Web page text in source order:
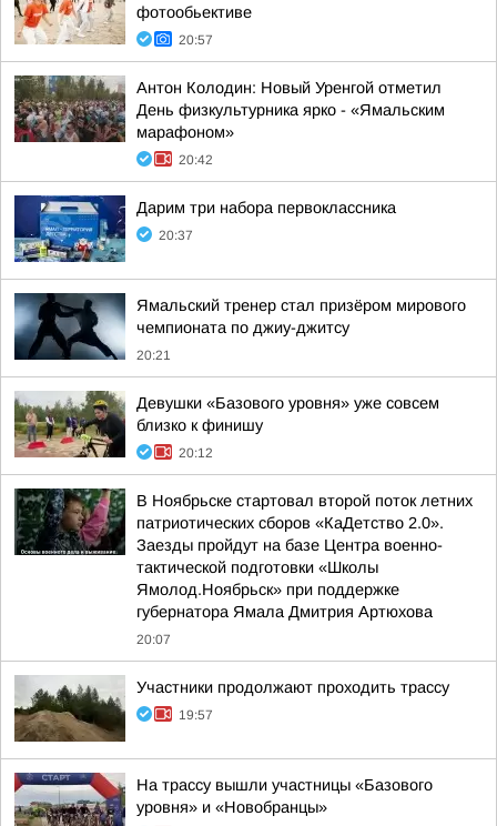
фотообьективе
20:57
Антон Колодин: Новый Уренгой отметил
День физкультурника ярко - «Ямальским
марафоном»
20:42
Дарим три набора первоклассника
20:37
Ямальский тренер стал призёром мирового
чемпионата по джиу-джитсу
20:21
Девушки «Базового уровня» уже совсем
близко к финишу
20:12
В Ноябрьске стартовал второй поток летних
патриотических сборов «КаДетство 2.0».
Заезды пройдут на базе Центра военно-
тактической подготовки «Школы
Ямолод.Ноябрьск» при поддержке
губернатора Ямала Дмитрия Артюхова
20:07
Участники продолжают проходить трассу
19:57
На трассу вышли участницы «Базового
уровня» и «Новобранцы»